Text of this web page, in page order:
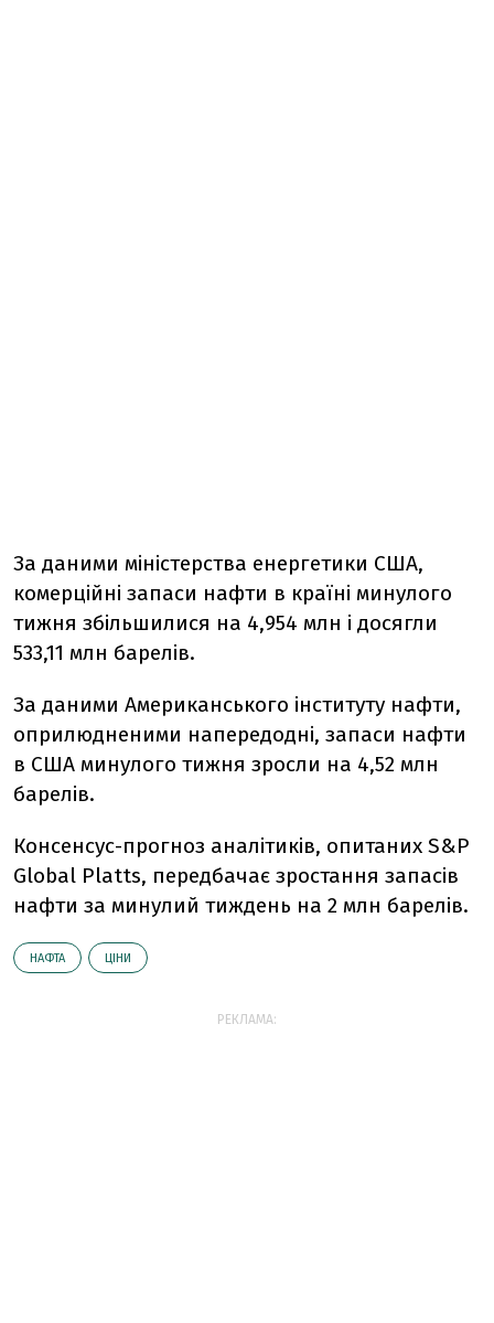
За даними міністерства енергетики США,
комерційні запаси нафти в країні минулого
тижня збільшилися на 4,954 млн і досягли
533,11 млн барелів.
За даними Американського інституту нафти,
оприлюдненими напередодні, запаси нафти
в США минулого тижня зросли на 4,52 млн
барелів.
Консенсус-прогноз аналітиків, опитаних S&P
Global Platts, передбачає зростання запасів
нафти за минулий тиждень на 2 млн барелів.
НАФТА ЦІНИ
РЕКЛАМА: